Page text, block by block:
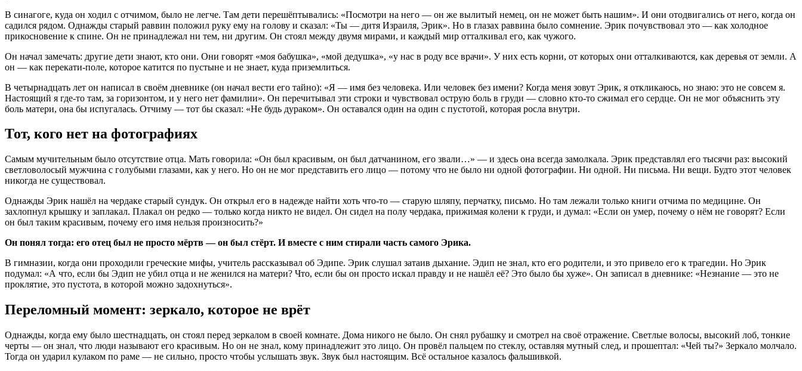
В синагоге, куда он ходил с отчимом, было не легче. Там дети перешёптывались: «Посмотри на него — он же вылитый немец, он не может быть нашим». И они отодвигались от него, когда он
садился рядом. Однажды старый раввин положил руку ему на голову и сказал: «Ты — дитя Израиля, Эрик». Но в глазах раввина было сомнение. Эрик почувствовал это — как холодное
прикосновение к спине. Он не принадлежал ни тем, ни другим. Он стоял между двумя мирами, и каждый мир отталкивал его, как чужого.
Он начал замечать: другие дети знают, кто они. Они говорят «моя бабушка», «мой дедушка», «у нас в роду все врачи». У них есть корни, от которых они отталкиваются, как деревья от земли. А
он — как перекати-поле, которое катится по пустыне и не знает, куда приземлиться.
В четырнадцать лет он написал в своём дневнике (он начал вести его тайно): «Я — имя без человека. Или человек без имени? Когда меня зовут Эрик, я откликаюсь, но знаю: это не совсем я.
Настоящий я где-то там, за горизонтом, и у него нет фамилии». Он перечитывал эти строки и чувствовал острую боль в груди — словно кто-то сжимал его сердце. Он не мог объяснить эту
боль матери, она бы испугалась. Отчиму — тот бы сказал: «Не будь дураком». Он оставался один на один с пустотой, которая росла внутри.
Тот, кого нет на фотографиях
Самым мучительным было отсутствие отца. Мать говорила: «Он был красивым, он был датчанином, его звали…» — и здесь она всегда замолкала. Эрик представлял его тысячи раз: высокий
светловолосый мужчина с голубыми глазами, как у него. Но он не мог представить его лицо — потому что не было ни одной фотографии. Ни одной. Ни письма. Ни вещи. Будто этот человек
никогда не существовал.
Однажды Эрик нашёл на чердаке старый сундук. Он открыл его в надежде найти хоть что-то — старую шляпу, перчатку, письмо. Но там лежали только книги отчима по медицине. Он
захлопнул крышку и заплакал. Плакал он редко — только когда никто не видел. Он сидел на полу чердака, прижимая колени к груди, и думал: «Если он умер, почему о нём не говорят? Если
он был таким красивым, почему его имя нельзя произносить?»
Он понял тогда: его отец был не просто мёртв — он был стёрт. И вместе с ним стирали часть самого Эрика.
В гимназии, когда они проходили греческие мифы, учитель рассказывал об Эдипе. Эрик слушал затаив дыхание. Эдип не знал, кто его родители, и это привело его к трагедии. Но Эрик
подумал: «А что, если бы Эдип не убил отца и не женился на матери? Что, если бы он просто искал правду и не нашёл её? Это было бы хуже». Он записал в дневнике: «Незнание — это не
проклятие, это пустота, в которой можно задохнуться».
Переломный момент: зеркало, которое не врёт
Однажды, когда ему было шестнадцать, он стоял перед зеркалом в своей комнате. Дома никого не было. Он снял рубашку и смотрел на своё отражение. Светлые волосы, высокий лоб, тонкие
черты — он знал, что люди называют его красивым. Но он не знал, кому принадлежит это лицо. Он провёл пальцем по стеклу, оставляя мутный след, и прошептал: «Чей ты?» Зеркало молчало.
Тогда он ударил кулаком по раме — не сильно, просто чтобы услышать звук. Звук был настоящим. Всё остальное казалось фальшивкой.